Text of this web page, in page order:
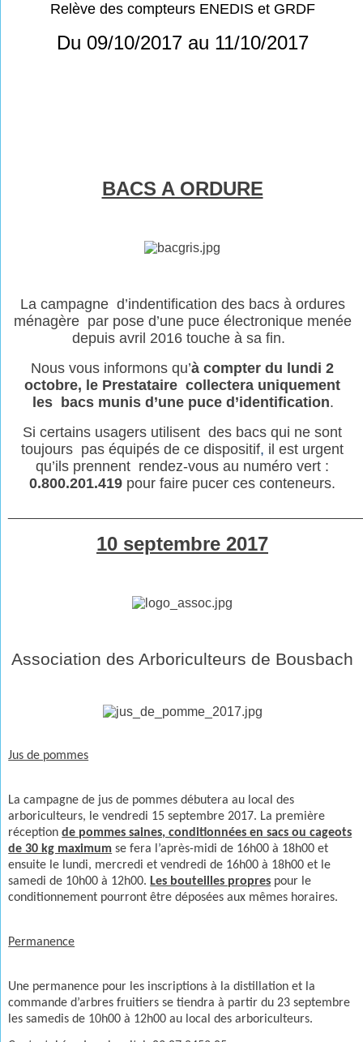
Relève des compteurs ENEDIS et GRDF
Du 09/10/2017 au 11/10/2017
BACS A ORDURE
La campagne d’indentification des bacs à ordures
ménagère par pose d’une puce électronique menée
depuis avril 2016 touche à sa fin.
Nous vous informons qu’à compter du lundi 2
octobre, le Prestataire collectera uniquement
les bacs munis d’une puce d’identification.
Si certains usagers utilisent des bacs qui ne sont
toujours pas équipés de ce dispositif, il est urgent
qu’ils prennent rendez-vous au numéro vert :
0.800.201.419 pour faire pucer ces conteneurs.
10 septembre 2017
Association des Arboriculteurs de Bousbach
Jus de pommes
La campagne de jus de pommes débutera au local des
arboriculteurs, le vendredi 15 septembre 2017. La première
réceptionde pommes saines, conditionnées en sacs ou cageots
de 30 kg maximum se fera l’après-midi de 16h00 à 18h00 et
ensuite le lundi, mercredi et vendredi de 16h00 à 18h00 et le
samedi de 10h00 à 12h00. Les bouteilles propres pour le
conditionnement pourront être déposées aux mêmes horaires.
Permanence
Une permanence pour les inscriptions à la distillation et la
commande d’arbres fruitiers se tiendra à partir du 23 septembre
les samedis de 10h00 à 12h00 au local des arboriculteurs.